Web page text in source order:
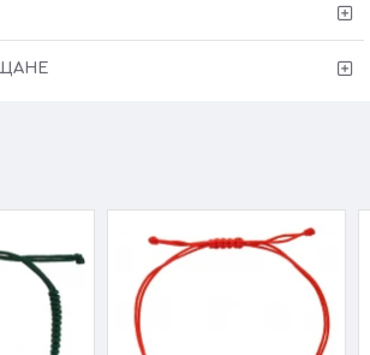
НИ ГР. СОФИЯ MALL PARADISE ,
СТАМБОЛИЙСКИ 55
теглото може да варират тъй като